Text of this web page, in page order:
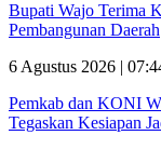
Bupati Wajo Terima
Pembangunan Daerah
6 Agustus 2026 |
Pemkab dan KONI
Tegaskan Kesiapan